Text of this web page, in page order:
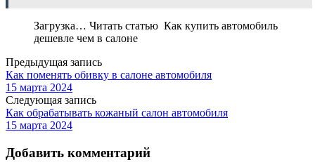
Загрузка… Читать статью Как купить автомобиль
дешевле чем в салоне
Предыдущая запись
Как поменять обивку в салоне автомобиля
15 марта 2024
Следующая запись
Как обрабатывать кожаный салон автомобиля
15 марта 2024
Добавить комментарий